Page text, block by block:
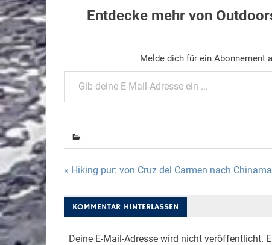
Entdecke mehr von
Melde dich für ein Abonnement
Gib deine E-Mail-Adresse ein ...
Beitragsnavigation
« Hiking pur: von Cruz del Carmen nach
KOMMENTAR HINTERLASSEN
Deine E-Mail-Adresse wird nicht veröffentlicht.